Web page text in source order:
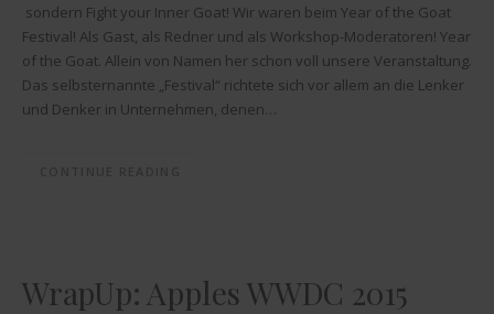
sondern Fight your Inner Goat! Wir waren beim Year of the Goat
Festival! Als Gast, als Redner und als Workshop-Moderatoren! Year
of the Goat. Allein von Namen her schon voll unsere Veranstaltung.
Das selbsternannte „Festival“ richtete sich vor allem an die Lenker
und Denker in Unternehmen, denen…
WrapUp: Apples WWDC 2015